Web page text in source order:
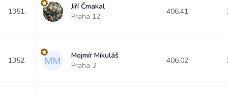
1351.
Jiří Čmakal
Praha 12
406.41
1352.
Mojmír Mikuláš
Praha 3
406.02